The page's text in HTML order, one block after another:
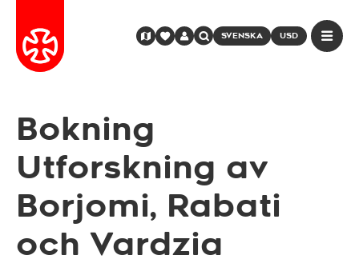
SVENSKA USD
Bokning
Utforskning av
Borjomi, Rabati
och Vardzia